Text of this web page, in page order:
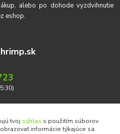
alebo po dohode vyzdvihnutie
eshop.
tvoj súhlas s použitím súborov
informácie týkajúce sa